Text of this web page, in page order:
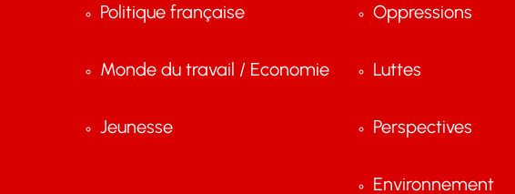
Politique française
Monde du travail / Economie
Jeunesse
Oppressions
Luttes
Perspectives
Environnement